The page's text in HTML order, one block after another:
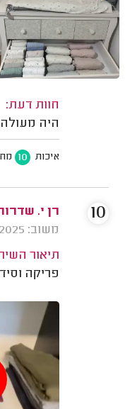
חוות דעת:
היה
איכות 10
רן י.
משוב: 04/06/2025
תיאור
פריקה
10